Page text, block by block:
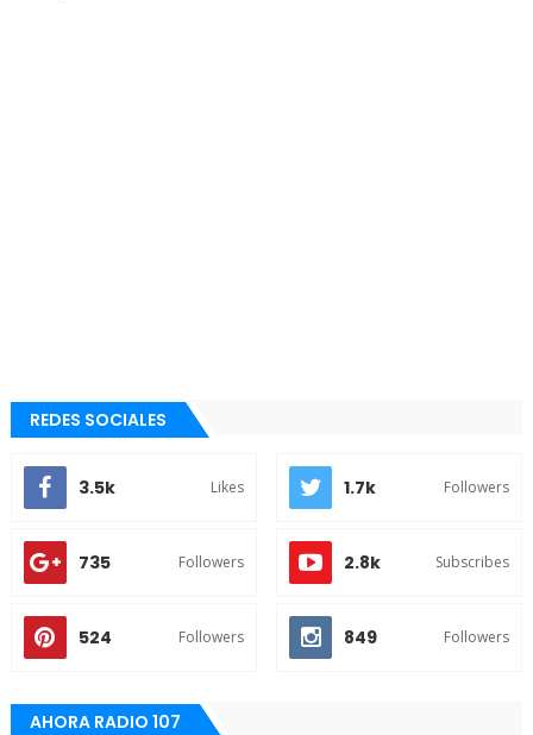
REDES SOCIALES
3.5k Likes 1.7k Followers
735 Followers 2.8k Subscribes
524 Followers 849 Followers
AHORA RADIO 107